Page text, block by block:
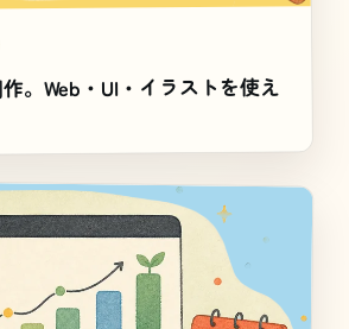
。Web・UI・イラストを使え